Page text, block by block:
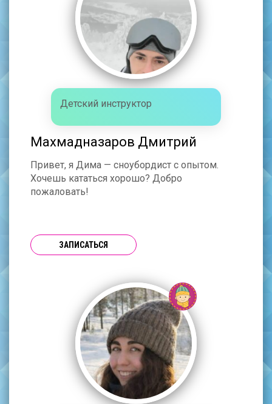
Детский инструктор
Махмадназаров Дмитрий
Привет, я Дима — сноубордист с опытом.
Хочешь кататься хорошо? Добро
пожаловать!
ЗАПИСАТЬСЯ